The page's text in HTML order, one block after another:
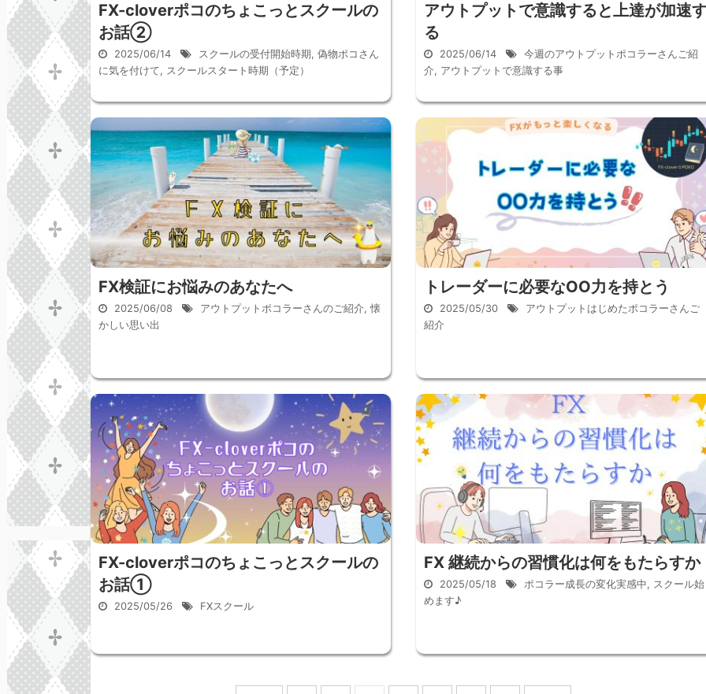
FX-cloverポコのちょこっとスクールの
お話②
2025/06/14 スクールの受付開始時期, 偽物ポコさん
に気を付けて, スクールスタート時期（予定）
アウトプットで意識すると上達が加速
る
2025/06/14
今週のアウトプットポコラーさんご紹
介, アウトプットで意識する事
FX検証にお悩みのあなたへ
2025/06/08 アウトプットポコラーさんのご紹介, 懐
かしい思い出
トレーダーに必要なOO力を持とう
2025/05/30
アウトプットはじめたポコラーさんご
紹介
FX-cloverポコのちょこっとスクールの
お話①
2025/05/26 FXスクール
FX 継続からの習慣化は何をもたらすか
2025/05/18 ポコラー成長の変化実感中, スクール始
めます♪